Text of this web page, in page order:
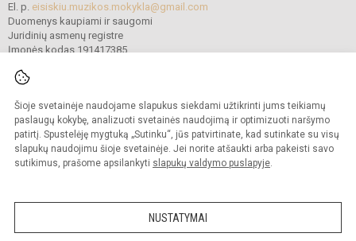
Šioje svetainėje naudojame slapukus siekdami užtikrinti jums teikiamų
paslaugų kokybę, analizuoti svetainės naudojimą ir optimizuoti naršymo
patirtį. Spustelėję mygtuką „Sutinku“, jūs patvirtinate, kad sutinkate su visų
slapukų naudojimu šioje svetainėje. Jei norite atšaukti arba pakeisti savo
sutikimus, prašome apsilankyti slapukų valdymo puslapyje.
NUSTATYMAI
El. p. eisiskiu.muzikos.mokykla@gmail.com
Duomenys kaupiami ir saugomi
Juridinių asmenų registre
Įmonės kodas 191417385
© 2022. Šalčininkų r. Eišiškių muzikos mokykla. Visos teisės saugomos.
Kopijuoti turinį be raštiško mokyklos vadovybės sutikimo griežtai draudžiama.
Prieinamumo paraiška Slapukų politika
Sumanus būdas atnaujinti